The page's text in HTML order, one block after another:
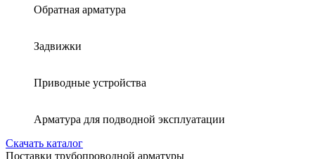
Обратная арматура
Задвижки
Приводные устройства
Арматура для подводной эксплуатации
Скачать каталог
Поставки трубопроводной арматуры